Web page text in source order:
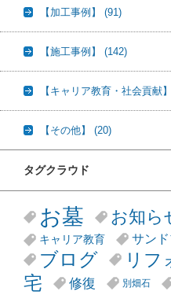
【加工事例】 (91)
【施工事例】 (142)
【キャリア教育・社会貢献】
【その他】 (20)
タグクラウド
お墓 お知ら
キャリア教育 サンド
ブログ リフ
宅
修復 別畑石